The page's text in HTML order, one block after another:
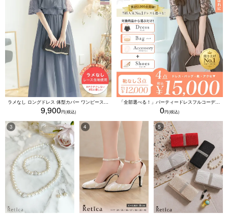
9,900
「全部選べる！」パーティードレスフルコーデセット (ドレス1点＋バッグ1点＋アクセ1点+靴1足/4点15000円(税込)/靴なしで12000円(税込))
0